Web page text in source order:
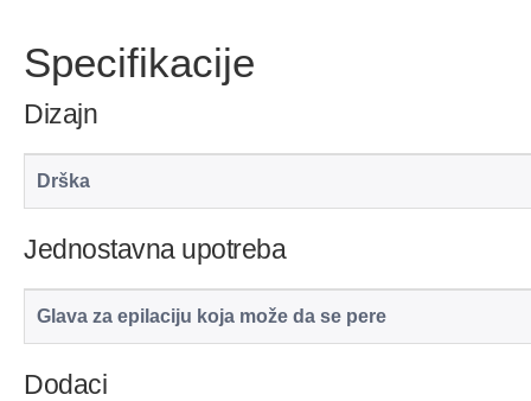
Specifikacije
Dizajn
Drška
Jednostavna upotreba
Glava za epilaciju koja može da se pere
Dodaci